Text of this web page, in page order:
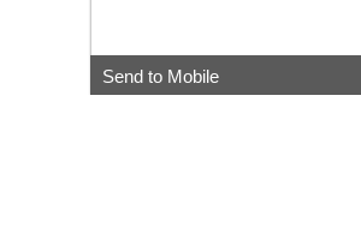
Send to Mobile